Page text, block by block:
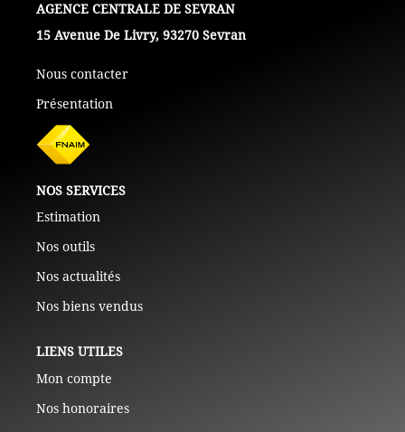
NOTRE AGENCE
L'AGENCE
15 Avenue De Livry, 93270 Sevran
Nous contacter
Présentation
NOS SERVICES
Estimation
Nos outils
Nos actualités
Nos biens vendus
LIENS UTILES
Mon compte
Nos honoraires